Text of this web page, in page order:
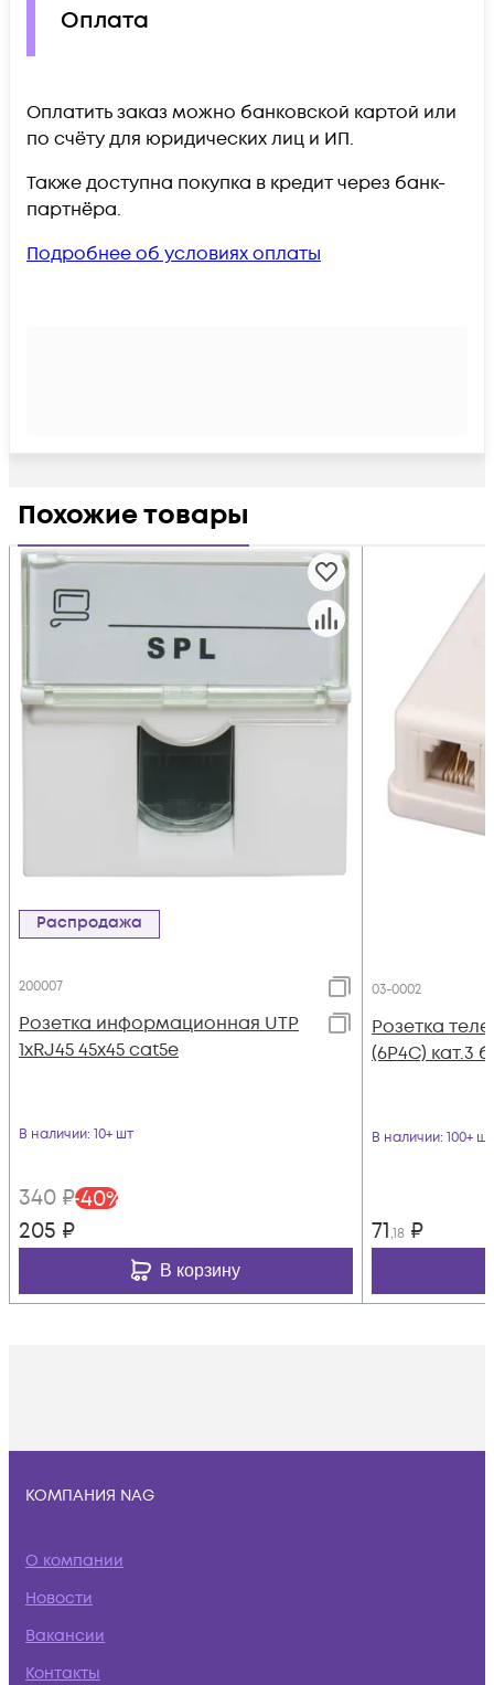
Оплата
Оплатить заказ можно банковской картой или
по счёту для юридических лиц и ИП.
Также доступна покупка в кредит через банк-
партнёра.
Подробнее об условиях оплаты
Похожие товары
Распродажа
200007
Розетка информационная UTP
1хRJ45 45х45 cat5е
В наличии: 10+ шт
340 ₽-40%
205 ₽
В корзину
03-0002
Розетка
(6P4C) кат.3
В наличии: 100+ шт
71,18 ₽
КОМПАНИЯ NAG
О компании
Новости
Вакансии
Контакты